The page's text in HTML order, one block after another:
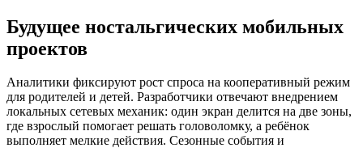
Будущее ностальгических мобильных
проектов
Аналитики фиксируют рост спроса на кооперативный режим
для родителей и детей. Разработчики отвечают внедрением
локальных сетевых механик: один экран делится на две зоны,
где взрослый помогает решать головоломку, а ребёнок
выполняет мелкие действия. Сезонные события и